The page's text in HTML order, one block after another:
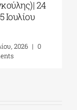
2026
0